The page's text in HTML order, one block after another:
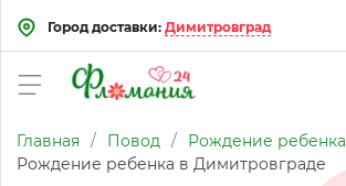
Город доставки: Димитровград
Главная / Повод / Рождение ребенка
Рождение ребенка в Димитровграде